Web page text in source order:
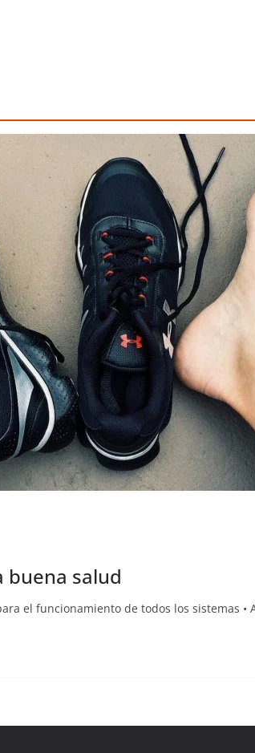
buena salud
el funcionamiento de todos los sistemas •